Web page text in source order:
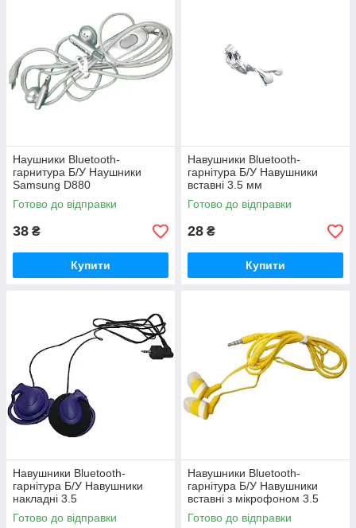
Наушники Bluetooth-
гарнитура Б/У Наушники
Samsung D880
Готово до відправки
38 ₴
Купити
Навушники Bluetooth-
гарнітура Б/У Навушники
вставні 3.5 мм
Готово до відправки
28 ₴
Купити
Навушники Bluetooth-
гарнітура Б/У Навушники
накладні 3.5
Готово до відправки
Навушники Bluetooth-
гарнітура Б/У Навушники
вставні з мікрофоном 3.5
Готово до відправки